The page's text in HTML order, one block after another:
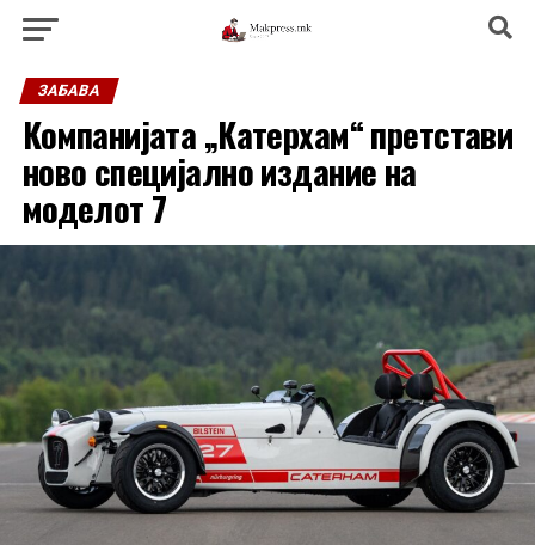
ЗАБАВА
Компанијата „Катерхам“ претстави
ново специјално издание на
моделот 7